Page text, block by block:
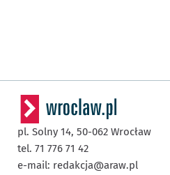
pl. Solny 14, 50-062 Wrocław
tel. 71 776 71 42
e-mail: redakcja@araw.pl